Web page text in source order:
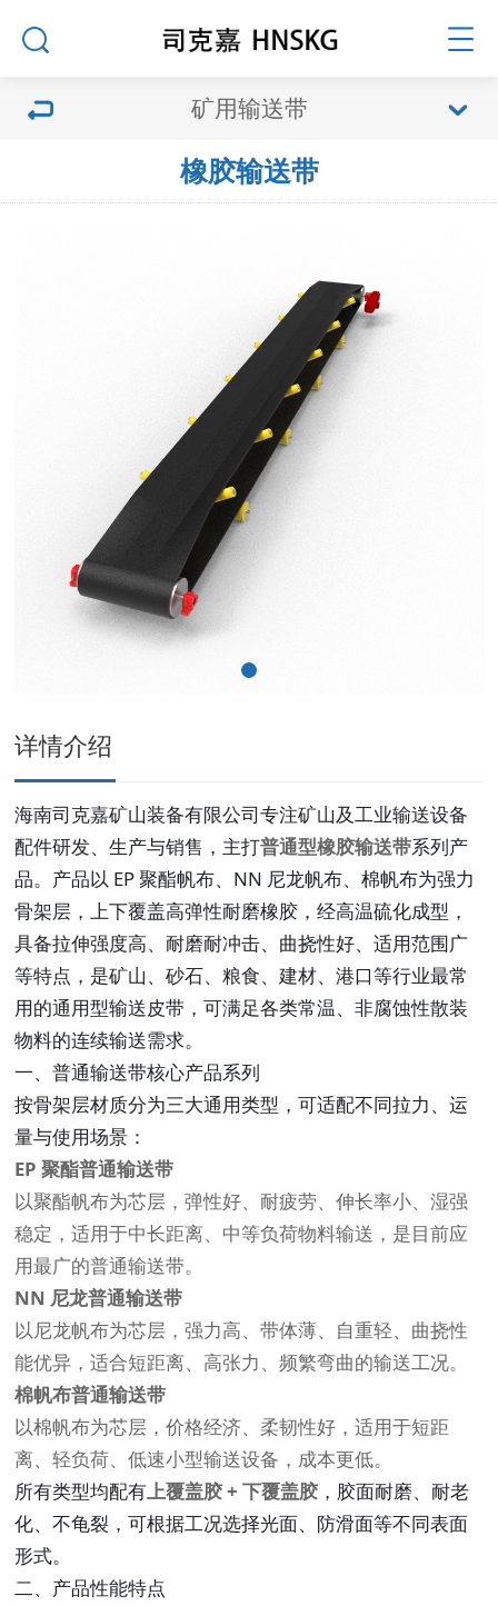
矿用输送带
橡胶输送带
详情介绍
海南司克嘉矿山装备有限公司专注矿山及工业输送设备
配件研发、生产与销售，主打普通型橡胶输送带系列产
品。产品以 EP 聚酯帆布、NN 尼龙帆布、棉帆布为强力
骨架层，上下覆盖高弹性耐磨橡胶，经高温硫化成型，
具备拉伸强度高、耐磨耐冲击、曲挠性好、适用范围广
等特点，是矿山、砂石、粮食、建材、港口等行业最常
用的通用型输送皮带，可满足各类常温、非腐蚀性散装
物料的连续输送需求。
一、普通输送带核心产品系列
按骨架层材质分为三大通用类型，可适配不同拉力、运
量与使用场景：
EP 聚酯普通输送带
以聚酯帆布为芯层，弹性好、耐疲劳、伸长率小、湿强
稳定，适用于中长距离、中等负荷物料输送，是目前应
用最广的普通输送带。
NN 尼龙普通输送带
以尼龙帆布为芯层，强力高、带体薄、自重轻、曲挠性
能优异，适合短距离、高张力、频繁弯曲的输送工况。
棉帆布普通输送带
以棉帆布为芯层，价格经济、柔韧性好，适用于短距
离、轻负荷、低速小型输送设备，成本更低。
所有类型均配有上覆盖胶 + 下覆盖胶 ，胶面耐磨、耐老
化、不龟裂，可根据工况选择光面、防滑面等不同表面
形式。
二、产品性能特点